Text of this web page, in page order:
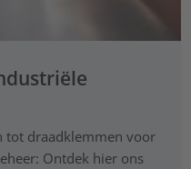
tot draadklemmen voor
Ontdek hier ons